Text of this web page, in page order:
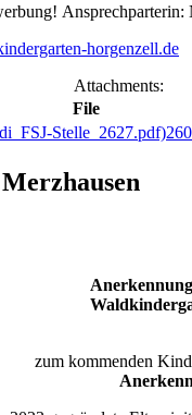
Ansprechparterin:
horgenzell.de
Attachments:
File
zum kommenden